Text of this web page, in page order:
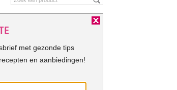
met gezonde tips
en aanbiedingen!